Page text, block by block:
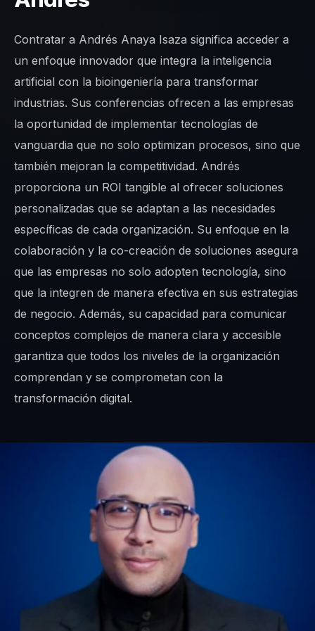
Contratar a Andrés Anaya Isaza significa acceder a
un enfoque innovador que integra la inteligencia
artificial con la bioingeniería para transformar
industrias. Sus conferencias ofrecen a las empresas
la oportunidad de implementar tecnologías de
vanguardia que no solo optimizan procesos, sino que
también mejoran la competitividad. Andrés
proporciona un ROI tangible al ofrecer soluciones
personalizadas que se adaptan a las necesidades
específicas de cada organización. Su enfoque en la
colaboración y la co-creación de soluciones asegura
que las empresas no solo adopten tecnología, sino
que la integren de manera efectiva en sus estrategias
de negocio. Además, su capacidad para comunicar
conceptos complejos de manera clara y accesible
garantiza que todos los niveles de la organización
comprendan y se comprometan con la
transformación digital.